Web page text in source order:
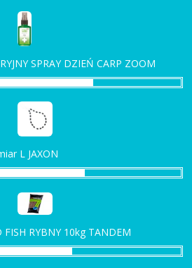
SPRAY DZIEŃ CARP ZOOM
L JAXON
FISH RYBNY 10kg TANDEM